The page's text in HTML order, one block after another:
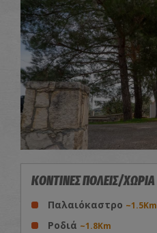
ΚΟΝΤΙΝΕΣ ΠΟΛΕΙΣ/ΧΩΡΙΑ
Παλαιόκαστρο ~1.5Km
Ροδιά ~1.8Km